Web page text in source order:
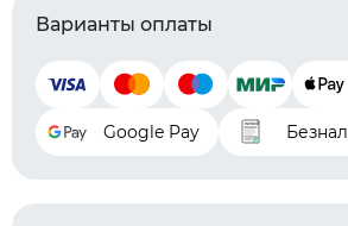
Варианты оплаты
Google Pay